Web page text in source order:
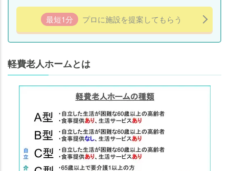
最短1分 プロに施設を提案してもらう
く
る
人
の
特
徴
質
問
軽費老人ホームとは